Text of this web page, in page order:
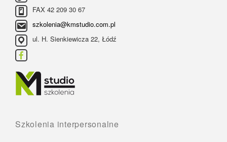
FAX 42 209 30 67
szkolenia@kmstudio.com.pl
ul. H. Sienkiewicza 22, Łódź
Szkolenia interpersonalne